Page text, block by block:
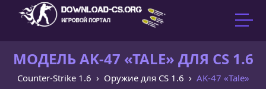
МОДЕЛЬ AK-47 «TALE» ДЛЯ CS 1.6
Counter-Strike 1.6 Оружие для CS 1.6 AK-47 «Tale»